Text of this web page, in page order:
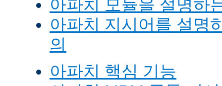
아파치 모듈을 설명하
아파치 지시어를 설명
의
아파치 핵심 기능